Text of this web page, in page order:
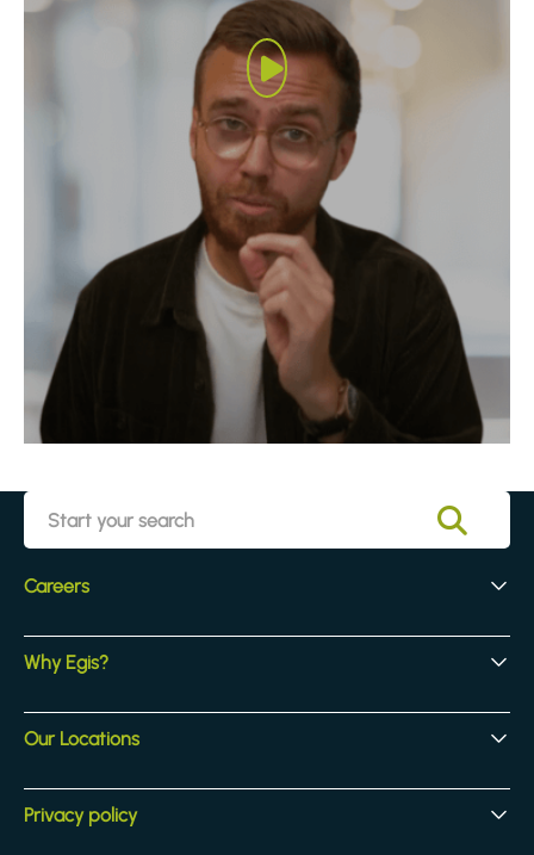
Careers
Early Careers
Experienced Hires
Core Jobs
Why Egis?
Our Culture
Our Activites
Benefits
Our Locations
Locations
Privacy policy